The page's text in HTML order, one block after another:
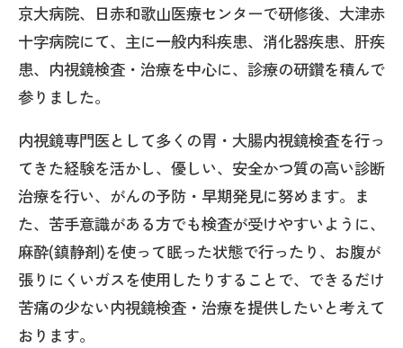
京大病院、日赤和歌山医療センターで研修後、大津赤
十字病院にて、主に一般内科疾患、消化器疾患、肝疾
患、内視鏡検査・治療を中心に、診療の研鑽を積んで
参りました。
内視鏡専門医として多くの胃・大腸内視鏡検査を行っ
てきた経験を活かし、優しい、安全かつ質の高い診断
治療を行い、がんの予防・早期発見に努めます。ま
た、苦手意識がある方でも検査が受けやすいように、
麻酔(鎮静剤)を使って眠った状態で行ったり、お腹が
張りにくいガスを使用したりすることで、できるだけ
苦痛の少ない内視鏡検査・治療を提供したいと考えて
おります。